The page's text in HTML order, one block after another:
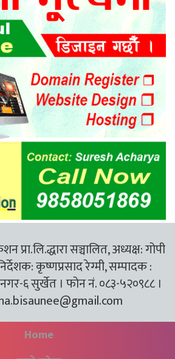
प्रा.लि.द्धारा सञ्चालित, अध्यक्ष: गोपी
कृष्णप्रसाद रेग्मी, सम्पादक :
६ सुर्खेत । फोन नं. ०८३-५२०९८८ ।
Home